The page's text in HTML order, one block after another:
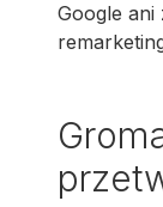
Google ani